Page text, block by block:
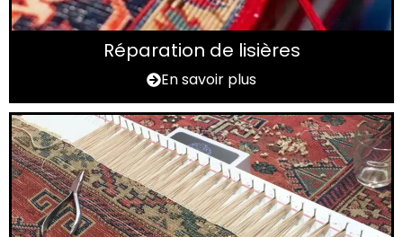
Réparation de lisières
En savoir plus